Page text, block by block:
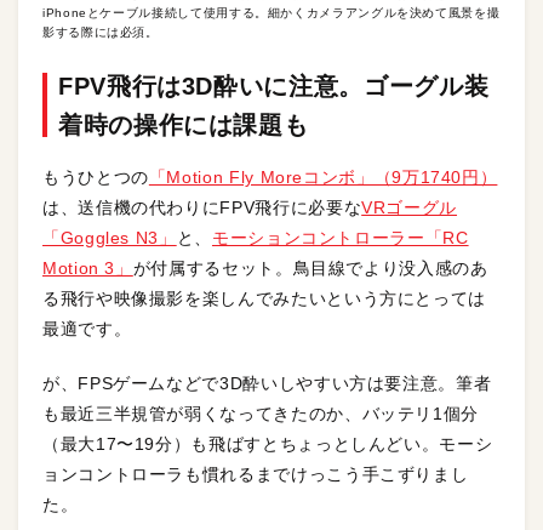
iPhoneとケーブル接続して使用する。細かくカメラアングルを決めて風景を撮
影する際には必須。
FPV飛行は3D酔いに注意。ゴーグル装
着時の操作には課題も
もうひとつの 「Motion Fly Moreコンボ」（9万1740円）
は、送信機の代わりにFPV飛行に必要なVRゴーグル
「Goggles N3」
と、 モーションコントローラー「RC
Motion 3」 が付属するセット。鳥目線でより没入感のあ
る飛行や映像撮影を楽しんでみたいという方にとっては
最適です。
が、FPSゲームなどで3D酔いしやすい方は要注意。筆者
も最近三半規管が弱くなってきたのか、バッテリ1個分
（最大17〜19分）も飛ばすとちょっとしんどい。モーシ
ョンコントローラも慣れるまでけっこう手こずりまし
た。